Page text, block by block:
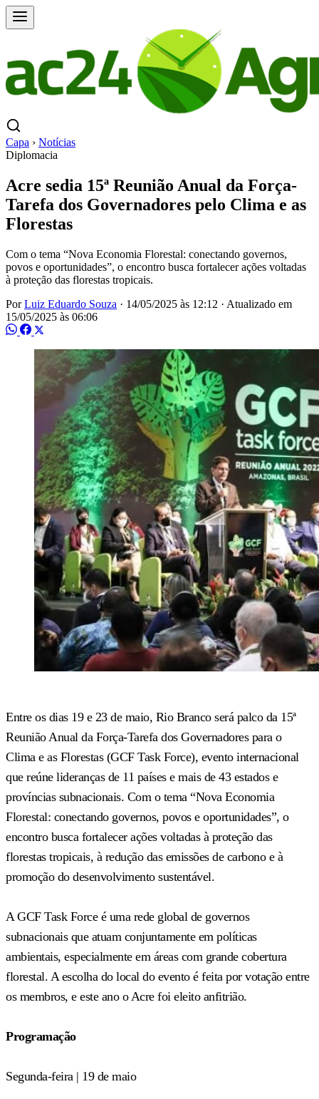
Capa › Notícias
Diplomacia
Acre sedia 15ª Reunião Anual da Força-
Tarefa dos Governadores pelo Clima e as
Florestas
Com o tema “Nova Economia Florestal: conectando governos,
povos e oportunidades”, o encontro busca fortalecer ações voltadas
à proteção das florestas tropicais.
PorLuiz Eduardo Souza · 14/05/2025 às 12:12 · Atualizado em
15/05/2025 às 06:06
Entre os dias 19 e 23 de maio, Rio Branco será palco da 15ª
Reunião Anual da Força-Tarefa dos Governadores para o
Clima e as Florestas (GCF Task Force), evento internacional
que reúne lideranças de 11 países e mais de 43 estados e
províncias subnacionais. Com o tema “Nova Economia
Florestal: conectando governos, povos e oportunidades”, o
encontro busca fortalecer ações voltadas à proteção das
florestas tropicais, à redução das emissões de carbono e à
promoção do desenvolvimento sustentável.
A GCF Task Force é uma rede global de governos
subnacionais que atuam conjuntamente em políticas
ambientais, especialmente em áreas com grande cobertura
florestal. A escolha do local do evento é feita por votação entre
os membros, e este ano o Acre foi eleito anfitrião.
Programação
Segunda-feira | 19 de maio